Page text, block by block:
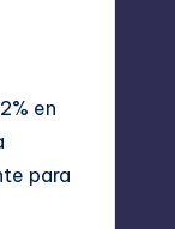
en
para